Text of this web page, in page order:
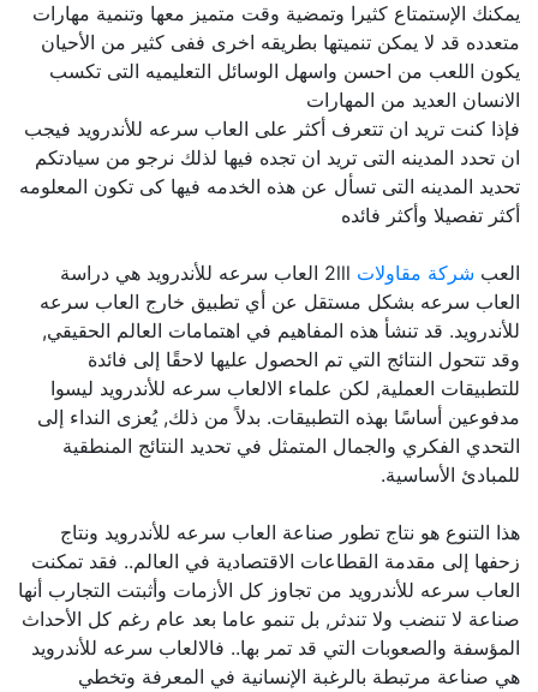
يمكنك الإستمتاع كثيرا وتمضية وقت متميز معها وتنمية مهارات
متعدده قد لا يمكن تنميتها بطريقه اخرى ففى كثير من الأحيان
يكون اللعب من احسن واسهل الوسائل التعليميه التى تكسب
الانسان العديد من المهارات
فإذا كنت تريد ان تتعرف أكثر على العاب سرعه للأندرويد فيجب
ان تحدد المدينه التى تريد ان تجده فيها لذلك نرجو من سيادتكم
تحديد المدينه التى تسأل عن هذه الخدمه فيها كى تكون المعلومه
أكثر تفصيلا وأكثر فائده
العبشركة مقاولات
2lll العاب سرعه للأندرويد هي دراسة
العاب سرعه بشكل مستقل عن أي تطبيق خارج العاب سرعه
للأندرويد. قد تنشأ هذه المفاهيم في اهتمامات العالم الحقيقي,
وقد تتحول النتائج التي تم الحصول عليها لاحقًا إلى فائدة
للتطبيقات العملية, لكن علماء الالعاب سرعه للأندرويد ليسوا
مدفوعين أساسًا بهذه التطبيقات. بدلاً من ذلك, يُعزى النداء إلى
التحدي الفكري والجمال المتمثل في تحديد النتائج المنطقية
للمبادئ الأساسية.
هذا التنوع هو نتاج تطور صناعة العاب سرعه للأندرويد ونتاج
زحفها إلى مقدمة القطاعات الاقتصادية في العالم.. فقد تمكنت
العاب سرعه للأندرويد من تجاوز كل الأزمات وأثبتت التجارب أنها
صناعة لا تنضب ولا تندثر, بل تنمو عاما بعد عام رغم كل الأحداث
المؤسفة والصعوبات التي قد تمر بها.. فالالعاب سرعه للأندرويد
هي صناعة مرتبطة بالرغبة الإنسانية في المعرفة وتخطي